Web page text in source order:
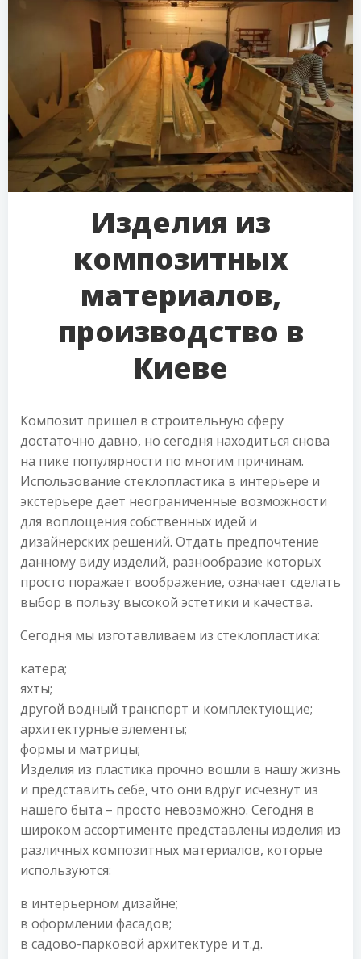
Изделия из
композитных
материалов,
производство в
Киеве
Композит пришел в строительную сферу
достаточно давно, но сегодня находиться снова
на пике популярности по многим причинам.
Использование стеклопластика в интерьере и
экстерьере дает неограниченные возможности
для воплощения собственных идей и
дизайнерских решений. Отдать предпочтение
данному виду изделий, разнообразие которых
просто поражает воображение, означает сделать
выбор в пользу высокой эстетики и качества.
Сегодня мы изготавливаем из стеклопластика:
катера;
яхты;
другой водный транспорт и комплектующие;
архитектурные элементы;
формы и матрицы;
Изделия из пластика прочно вошли в нашу жизнь
и представить себе, что они вдруг исчезнут из
нашего быта – просто невозможно. Сегодня в
широком ассортименте представлены изделия из
различных композитных материалов, которые
используются:
в интерьерном дизайне;
в оформлении фасадов;
в садово-парковой архитектуре и т.д.